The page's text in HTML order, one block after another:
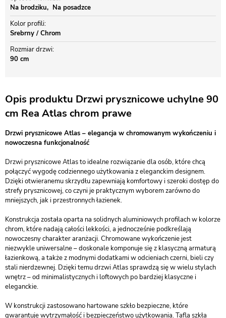
Na brodziku
Na posadzce
Kolor profili
Srebrny / Chrom
Rozmiar drzwi
90 cm
Opis produktu Drzwi prysznicowe uchylne 90
cm Rea Atlas chrom prawe
Drzwi prysznicowe Atlas – elegancja w chromowanym wykończeniu i
nowoczesna funkcjonalność
Drzwi prysznicowe Atlas to idealne rozwiązanie dla osób, które chcą
połączyć wygodę codziennego użytkowania z eleganckim designem.
Dzięki otwieranemu skrzydłu zapewniają komfortowy i szeroki dostęp do
strefy prysznicowej, co czyni je praktycznym wyborem zarówno do
mniejszych, jak i przestronnych łazienek.
Konstrukcja została oparta na solidnych aluminiowych profilach w kolorze
chrom, które nadają całości lekkości, a jednocześnie podkreślają
nowoczesny charakter aranżacji. Chromowane wykończenie jest
niezwykle uniwersalne – doskonale komponuje się z klasyczną armaturą
łazienkową, a także z modnymi dodatkami w odcieniach czerni, bieli czy
stali nierdzewnej. Dzięki temu drzwi Atlas sprawdzą się w wielu stylach
wnętrz – od minimalistycznych i loftowych po bardziej klasyczne i
eleganckie.
W konstrukcji zastosowano hartowane szkło bezpieczne, które
gwarantuje wytrzymałość i bezpieczeństwo użytkowania. Tafla szkła